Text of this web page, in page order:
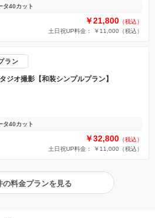
タ40カット
￥21,800 （税込）
土日祝UP料金： ￥11,000 （税込）
ラン
ジオ撮影【和装シンプルプラン】
タ40カット
￥32,800 （税込）
土日祝UP料金： ￥11,000 （税込）
の料金プランを見る